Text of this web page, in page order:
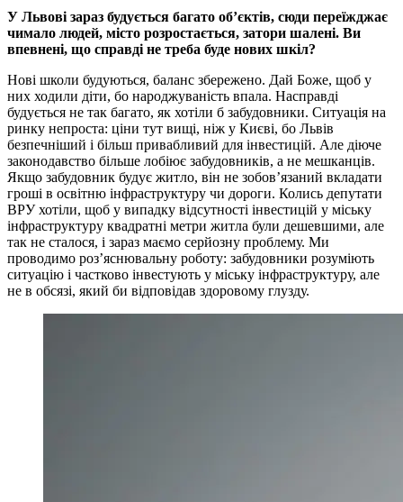
У Львові зараз будується багато об’єктів, сюди переїжджає
чимало людей, місто розростається, затори шалені. Ви
впевнені, що справді не треба буде нових шкіл?
Нові школи будуються, баланс збережено. Дай Боже, щоб у
них ходили діти, бо народжуваність впала. Насправді
будується не так багато, як хотіли б забудовники. Ситуація на
ринку непроста: ціни тут вищі, ніж у Києві, бо Львів
безпечніший і більш привабливий для інвестицій. Але діюче
законодавство більше лобіює забудовників, а не мешканців.
Якщо забудовник будує житло, він не зобов’язаний вкладати
гроші в освітню інфраструктуру чи дороги. Колись депутати
ВРУ хотіли, щоб у випадку відсутності інвестицій у міську
інфраструктуру квадратні метри житла були дешевшими, але
так не сталося, і зараз маємо серйозну проблему. Ми
проводимо роз’яснювальну роботу: забудовники розуміють
ситуацію і частково інвестують у міську інфраструктуру, але
не в обсязі, який би відповідав здоровому глузду.